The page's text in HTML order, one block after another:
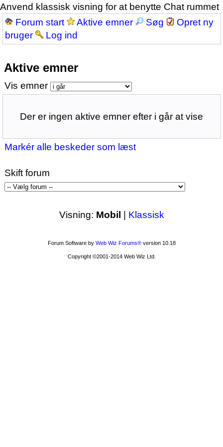
Anvend klassisk visning for at benytte Chat rummet
Forum start Aktive emner Søg
Opret ny
bruger
Log ind
Aktive emner
Vis emner
Der er ingen aktive emner efter i går at vise
Markér alle beskeder som læst
Skift forum
Visning: Mobil | Klassisk
Forum Software by Web Wiz Forums®version 10.18
Copyright ©2001-2014 Web Wiz Ltd.